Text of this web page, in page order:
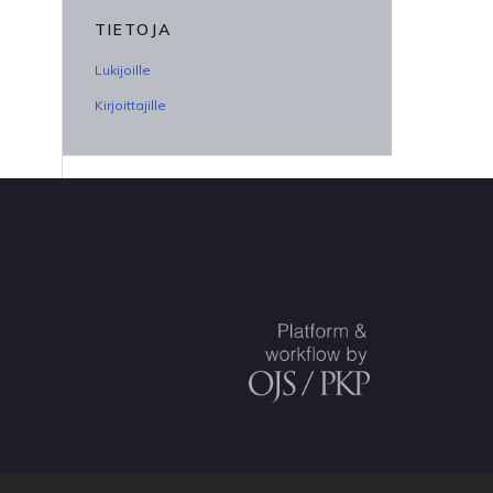
TIETOJA
Lukijoille
Kirjoittajille